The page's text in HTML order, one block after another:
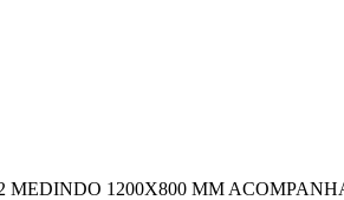
MEDINDO 1200X800 MM